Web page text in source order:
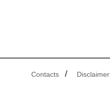
Contacts / Disclaimer